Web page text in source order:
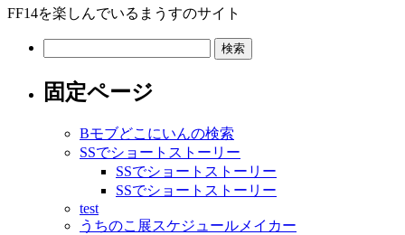
FF14を楽しんでいるまうすのサイト
固定ページ
Bモブどこにいんの検索
SSでショートストーリー
SSでショートストーリー
SSでショートストーリー
test
うちのこ展スケジュールメイカー